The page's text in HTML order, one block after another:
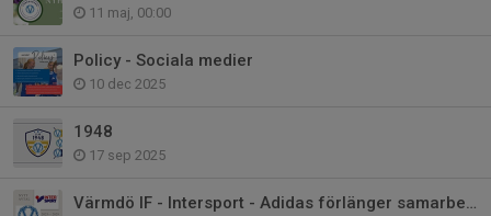
11 maj, 00:00
Policy - Sociala medier
10 dec 2025
1948
17 sep 2025
Värmdö IF - Intersport - Adidas förlänger samarbetet!